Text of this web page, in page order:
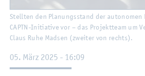
Stell­ten den Pla­nungs­stand der au­to­no­men
CAPTN-In­itia­ti­ve vor – das Pro­jekt­team um
Claus Ruhe Madsen (zwei­ter von rechts).
05. März 2025 - 16:09